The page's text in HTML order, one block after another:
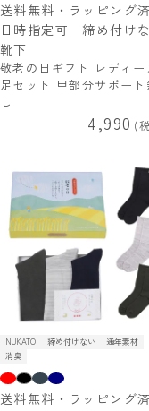
送料無料・ラッピング済
日時指定可 締め付け
靴下
敬老の日ギフト レディー
足セット 甲部分サポート
し
4,990
NUKATO 締め付けない
通年素材
消臭
送料無料・ラッピング済